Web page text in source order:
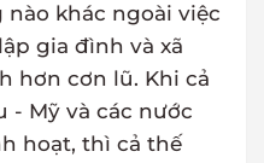
khác ngoài việc
gia đình và xã
hơn cơn lũ. Khi cả
- Mỹ và các nước
hoạt, thì cả thế